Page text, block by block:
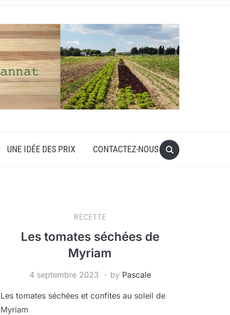
UNE IDÉE DES PRIX CONTACTEZ-NOUS
RECETTE
Les tomates séchées de
Myriam
4 septembre 2023 by Pascale
Les tomates séchées et confites au soleil de
Myriam